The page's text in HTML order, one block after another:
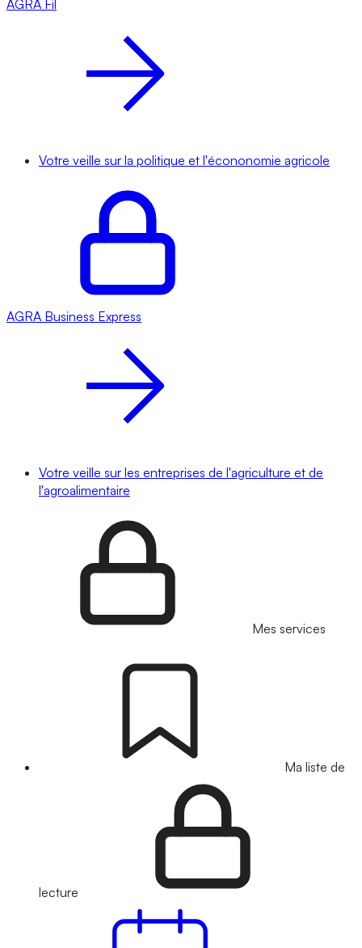
AGRA Fil
Votre veille sur la politique et l'écononomie agricole
AGRA Business Express
Votre veille sur les entreprises de l'agriculture et de
l'agroalimentaire
Mes services
Ma liste de
lecture